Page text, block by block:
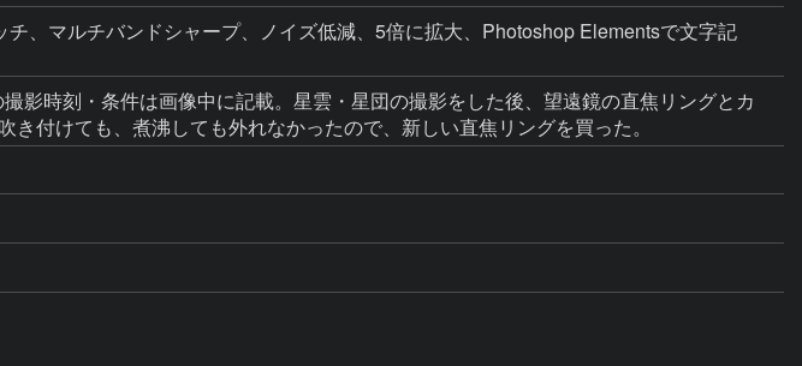
、マルチバンドシャープ、ノイズ低減、5倍に拡大、Photoshop Elementsで文字記
影時刻・条件は画像中に記載。星雲・星団の撮影をした後、望遠鏡の直焦リングとカ
付けても、煮沸しても外れなかったので、新しい直焦リングを買った。